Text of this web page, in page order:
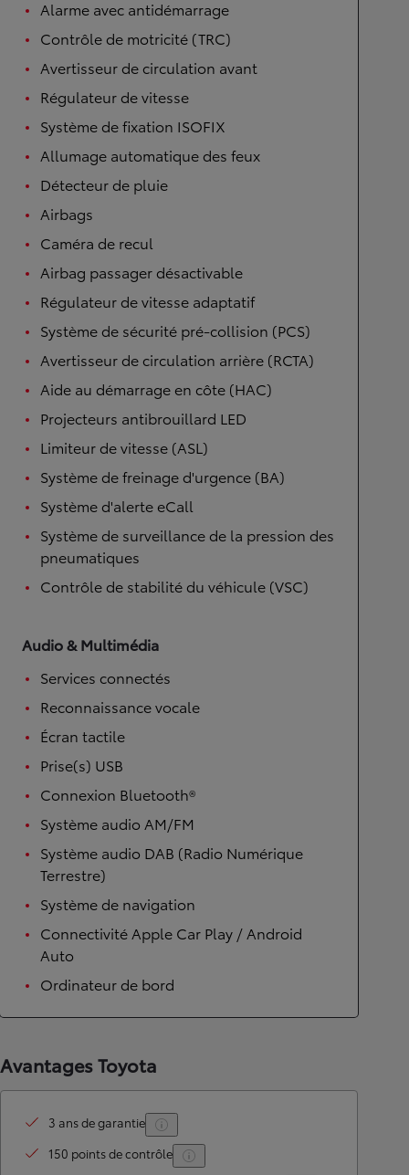
Alarme avec antidémarrage
Contrôle de motricité (TRC)
Avertisseur de circulation avant
Régulateur de vitesse
Système de fixation ISOFIX
Allumage automatique des feux
Détecteur de pluie
Airbags
Caméra de recul
Airbag passager désactivable
Régulateur de vitesse adaptatif
Système de sécurité pré-collision (PCS)
Avertisseur de circulation arrière (RCTA)
Aide au démarrage en côte (HAC)
Projecteurs antibrouillard LED
Limiteur de vitesse (ASL)
Système de freinage d'urgence (BA)
Système d'alerte eCall
Système de surveillance de la pression des
pneumatiques
Contrôle de stabilité du véhicule (VSC)
Audio & Multimédia
Services connectés
Reconnaissance vocale
Écran tactile
Prise(s) USB
Connexion Bluetooth®
Système audio AM/FM
Système audio DAB (Radio Numérique
Terrestre)
Système de navigation
Connectivité Apple Car Play / Android
Auto
Ordinateur de bord
Avantages Toyota
3 ans de garantie
150 points de contrôle